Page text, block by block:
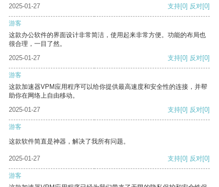
2025-01-27 支持[0] 反对[0]
游客
这款办公软件的界面设计非常简洁，使用起来非常方便。功能的布局也
很合理，一目了然。
2025-01-27
支持[0] 反对[0]
游客
这款加速器VPM应用程序可以给你提供最高速度和安全性的连接，并帮
助你在网络上自由移动。
2025-01-27
支持[0] 反对[0]
游客
这款软件简直是神器，解决了我所有问题。
2025-01-27 支持[0] 反对[0]
游客